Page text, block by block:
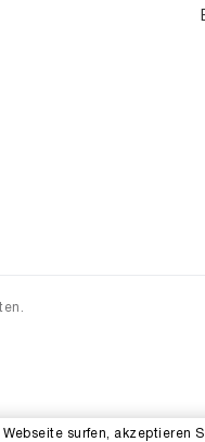
surfen, akzeptieren